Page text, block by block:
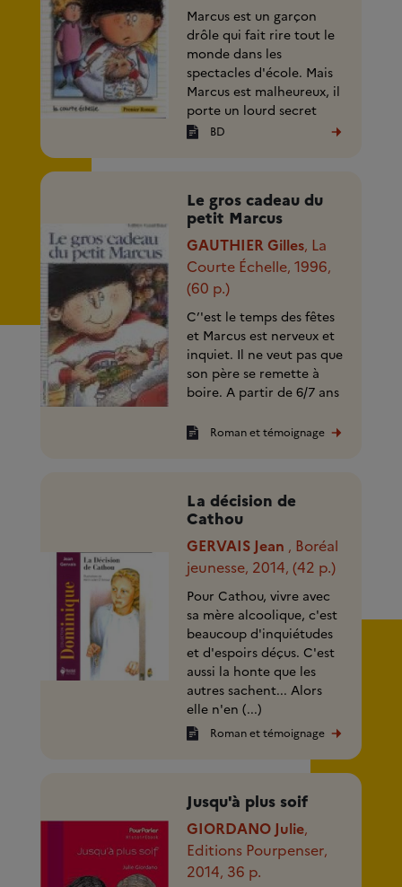
Marcus est un garçon
drôle qui fait rire tout le
monde dans les
spectacles d'école. Mais
Marcus est malheureux, il
porte un lourd secret
qu'il finit par (...)
BD
Le gros cadeau du
petit Marcus
GAUTHIER Gilles, La
Courte Échelle,1996,
(60 p.)
C’'est le temps des fêtes
et Marcus est nerveux et
inquiet. Il ne veut pas que
son père se remette à
boire. A partir de 6/7 ans
Roman et témoignage
La décision de
Cathou
GERVAIS Jean , Boréal
jeunesse, 2014,(42 p.)
Pour Cathou, vivre avec
sa mère alcoolique, c'est
beaucoup d'inquiétudes
et d'espoirs déçus. C'est
aussi la honte que les
autres sachent... Alors
elle n'en (...)
Roman et témoignage
Jusqu'à plus soif
GIORDANO Julie,
Editions Pourpenser,
2014, 36 p.